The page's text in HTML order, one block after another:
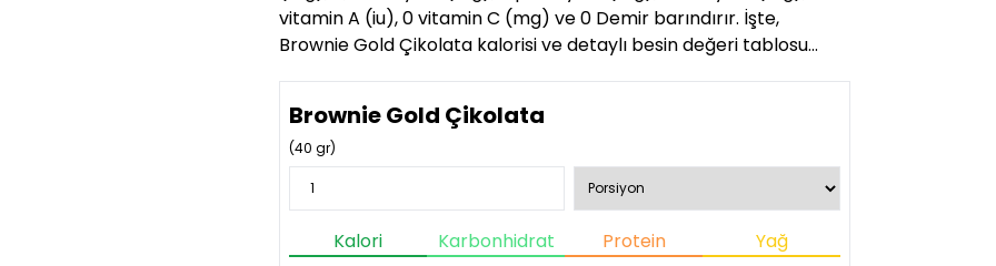
vitamin A (iu), 0 vitamin C (mg) ve 0 Demir barındırır. İşte,
Brownie Gold Çikolata kalorisi ve detaylı besin değeri tablosu…
Brownie Gold Çikolata
(40 gr)
Kalori Karbonhidrat Protein Yağ